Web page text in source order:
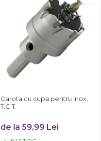
Carota cu cupa pentru inox,
T.C.T.
de la 59,99 Lei